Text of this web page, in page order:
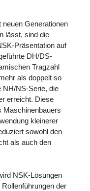
Generationen
lässt, sind die
Präsentation auf
DH/DS-
Tragzahl
als doppelt so
NH/NS-Serie, die
erreicht. Diese
Maschinenbauers
kleinerer
sowohl den
als auch den
NSK-Lösungen
der